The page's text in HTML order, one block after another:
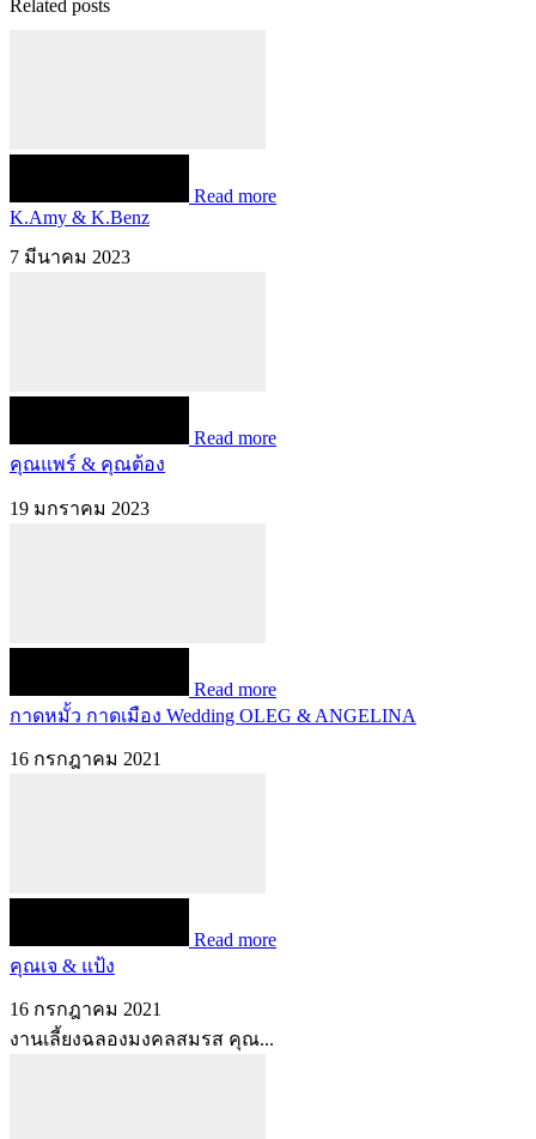
Related posts
Read more
K.Amy & K.Benz
7 มีนาคม 2023
Read more
คุณแพร์ & คุณต้อง
19 มกราคม 2023
Read more
กาดหมั้ว กาดเมือง Wedding OLEG & ANGELINA
16 กรกฎาคม 2021
Read more
คุณเจ & แป้ง
16 กรกฎาคม 2021
งานเลี้ยงฉลองมงคลสมรส คุณ...